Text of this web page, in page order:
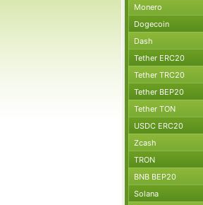
Monero
Dogecoin
Dash
Tether ERC20
Tether TRC20
Tether BEP20
Tether TON
USDC ERC20
Zcash
TRON
BNB BEP20
Solana